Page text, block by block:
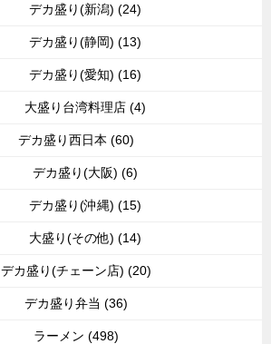
デカ盛り(新潟) (24)
デカ盛り(静岡) (13)
デカ盛り(愛知) (16)
大盛り台湾料理店 (4)
デカ盛り西日本 (60)
デカ盛り(大阪) (6)
デカ盛り(沖縄) (15)
大盛り(その他) (14)
デカ盛り(チェーン店) (20)
デカ盛り弁当 (36)
ラーメン (498)